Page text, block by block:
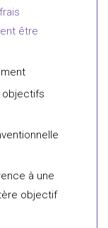
être
objectifs
à une
objectif